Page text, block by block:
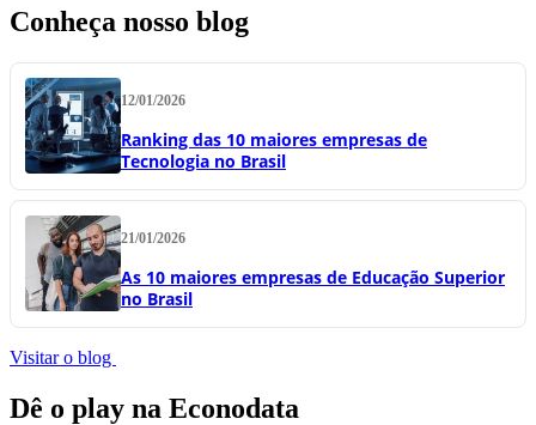
Conheça nosso blog
12/01/2026
Ranking das 10 maiores empresas de
Tecnologia no Brasil
21/01/2026
As 10 maiores empresas de Educação Superior
no Brasil
Visitar o blog
Dê o play na Econodata